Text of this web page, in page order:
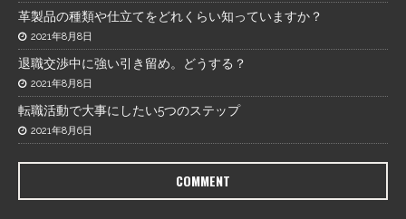
革製品の種類や仕立てをどれくらい知っていますか？
2021年8月8日
退職交渉中に強い引き留め。どうする？
2021年8月8日
転職活動で大事にしたい5つのステップ
2021年8月6日
COMMENT